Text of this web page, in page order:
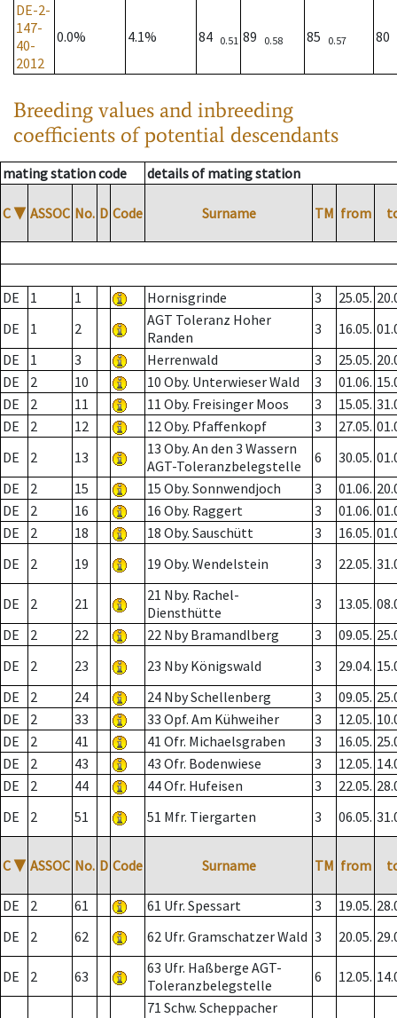
DE-2-
147-
40-
2012
0.0% 4.1% 84 0.51 89 0.58 85 0.57 80
Breeding values and inbreeding
coefficients of potential descendants
mating station code details of mating station
C ▼ ASSOC No. D Code Surname TM from
DE 1 1 Hornisgrinde 3 25.05.
DE
1 2
AGT Toleranz Hoher
Randen
3 16.05.
DE
1 3 Herrenwald 3 25.05.
DE
2 10 10 Oby. Unterwieser Wald 3 01.06.
DE
2 11 11 Oby. Freisinger Moos 3 15.05.
DE
2 12 12 Oby. Pfaffenkopf 3 27.05.
DE
2 13
13 Oby. An den 3 Wassern
AGT-Toleranzbelegstelle
6 30.05.
DE
2 15 15 Oby. Sonnwendjoch 3 01.06.
DE
2 16 16 Oby. Raggert 3 01.06.
DE
2 18 18 Oby. Sauschütt 3 16.05.
DE
2 19 19 Oby. Wendelstein 3 22.05.
DE 2 21
21 Nby. Rachel-
Diensthütte
3 13.05.
DE
2 22 22 Nby Bramandlberg 3 09.05.
DE
2 23 23 Nby Königswald 3 29.04.
DE
2 24 24 Nby Schellenberg 3 09.05.
DE
2 33 33 Opf. Am Kühweiher 3 12.05.
DE
2 41 41 Ofr. Michaelsgraben 3 16.05.
DE
2 43 43 Ofr. Bodenwiese 3 12.05.
DE
2 44 44 Ofr. Hufeisen 3 22.05.
DE
2 51 51 Mfr. Tiergarten 3 06.05.
C ▼ ASSOC No. D Code Surname TM from
DE 2 61 61 Ufr. Spessart 3 19.05.
DE
2 62 62 Ufr. Gramschatzer Wald 3 20.05.
DE 2 63
63 Ufr. Haßberge AGT-
Toleranzbelegstelle
6 12.05.
71 Schw. Scheppacher